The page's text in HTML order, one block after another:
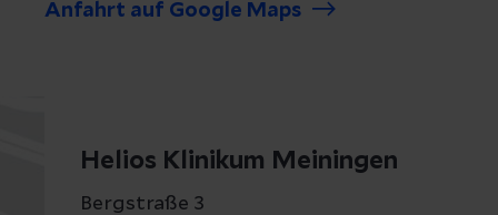
Anfahrt auf Google Maps
Helios Klinikum Meiningen
Bergstraße 3